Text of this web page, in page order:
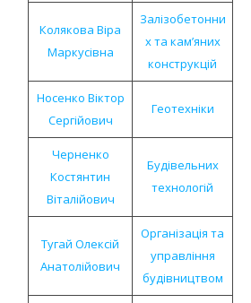
Колякова Віра
Маркусівна
Залізобетонни
х та кам’яних
конструкцій
Носенко Віктор
Сергійович
Геотехніки
Черненко
Костянтин
Віталійович
Будівельних
технологій
Тугай Олексій
Анатолійович
Організація та
управління
будівництвом